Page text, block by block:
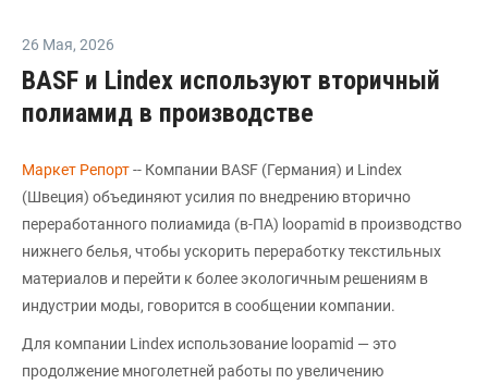
26 Мая, 2026
BASF и Lindex используют вторичный
полиамид в производстве
Маркет Репорт-- Компании BASF (Германия) и Lindex
(Швеция) объединяют усилия по внедрению вторично
переработанного полиамида (в-ПА) loopamid в производство
нижнего белья, чтобы ускорить переработку текстильных
материалов и перейти к более экологичным решениям в
индустрии моды, говорится в сообщении компании.
Для компании Lindex использование loopamid — это
продолжение многолетней работы по увеличению